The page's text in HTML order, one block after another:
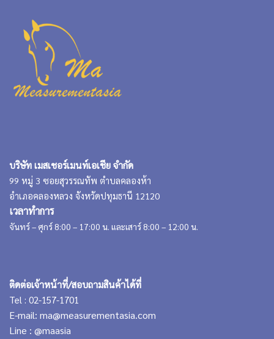
บริษัท เมสเชอร์เมนท์เอเชีย จำกัด
99 หมู่ 3 ซอยสุวรรณทัพ ตำบลคลองห้า
อำเภอคลองหลวง จังหวัดปทุมธานี 12120
เวลาทำการ
จันทร์ – ศุกร์ 8:00 – 17:00 น. และเสาร์ 8:00 – 12:00 น.
ติดต่อเจ้าหน้าที่/สอบถามสินค้าได้ที่
Tel : 02-157-1701
E-mail: ma@measurementasia.com
Line : @maasia